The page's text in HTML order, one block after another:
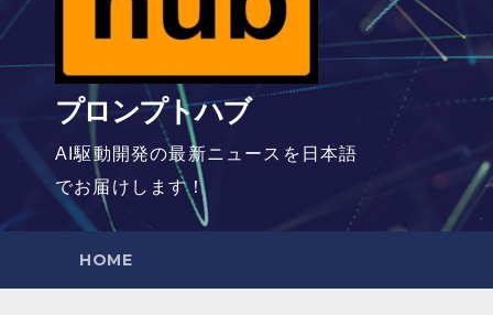
プロンプトハブ
AI駆動開発の最新ニュースを日本語
でお届けします！
HOME